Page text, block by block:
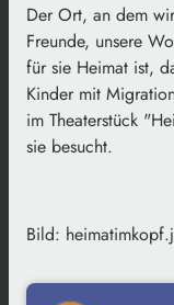
Der Ort, an dem
Freunde, unsere
für sie Heimat ist,
Kinder mit
im Theaterstück
sie besucht.
Bild: